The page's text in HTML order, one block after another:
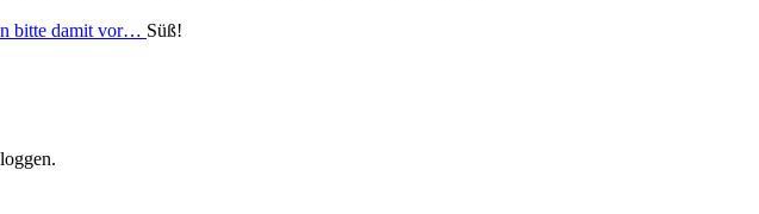
bitte damit vor… Süß!